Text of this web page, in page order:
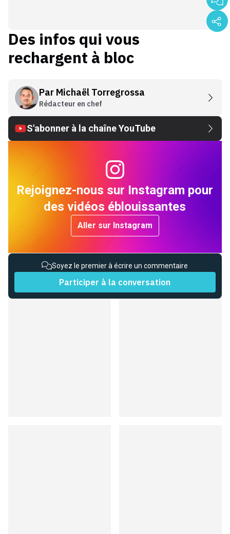
Des infos qui vous
rechargent à bloc
Par Michaël Torregrossa
Rédacteur en chef
S'abonner à la chaîne YouTube
Rejoignez-nous sur Instagram pour
des vidéos éblouissantes
Aller sur Instagram
Soyez le premier à écrire un commentaire
Participer à la conversation